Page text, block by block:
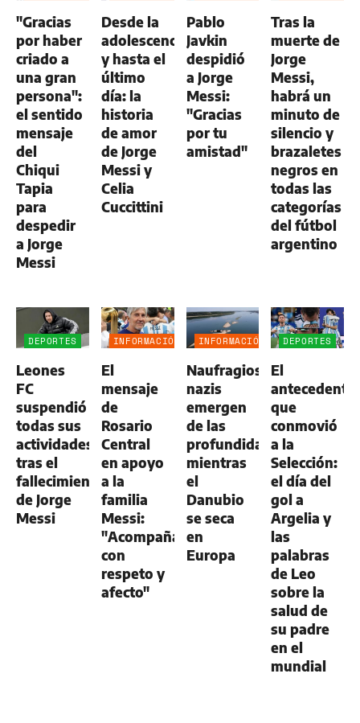
"Gracias
por haber
criado a
una gran
persona":
el sentido
mensaje
del
Chiqui
Tapia
para
despedir
a Jorge
Messi
Desde la
adolescencia
y hasta el
último
día: la
historia
de amor
de Jorge
Messi y
Celia
Cuccittini
Pablo
Javkin
despidió
a Jorge
Messi:
"Gracias
por tu
amistad"
Tras la
muerte de
Jorge
Messi,
habrá un
minuto de
silencio y
brazaletes
negros en
todas las
categorías
del fútbol
argentino
DEPORTES
Leones
FC
suspendió
todas sus
actividades
tras el
fallecimiento
de Jorge
Messi
INFORMACIÓN
El
mensaje
de
Rosario
Central
en apoyo
a la
familia
Messi:
"Acompañamos
con
respeto y
afecto"
INFORMACIÓN
Naufragios
nazis
emergen
de las
profundidades
mientras
el
Danubio
se seca
en
Europa
DEPORTES
El
antecedente
que
conmovió
a la
Selección:
el día del
gol a
Argelia y
las
palabras
de Leo
sobre la
salud de
su padre
en el
mundial